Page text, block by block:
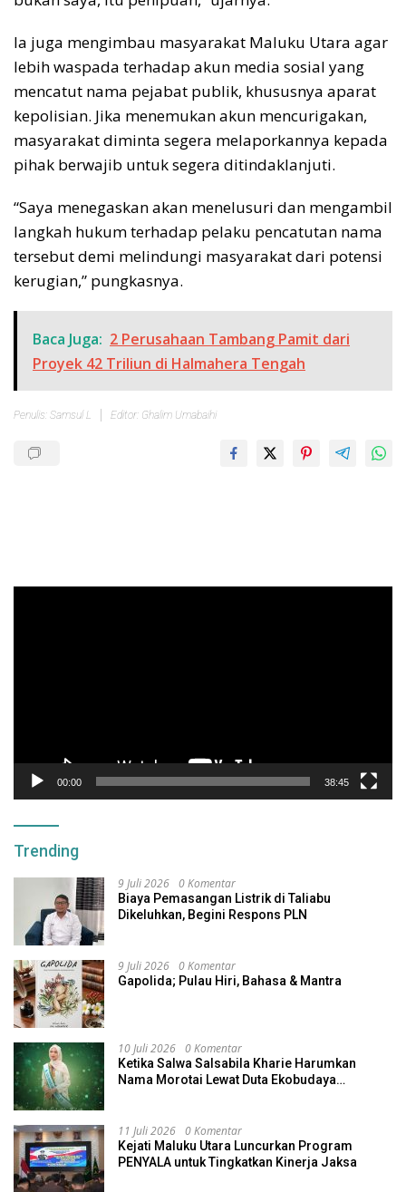
Ia juga mengimbau masyarakat Maluku Utara agar
lebih waspada terhadap akun media sosial yang
mencatut nama pejabat publik, khususnya aparat
kepolisian. Jika menemukan akun mencurigakan,
masyarakat diminta segera melaporkannya kepada
pihak berwajib untuk segera ditindaklanjuti.
“Saya menegaskan akan menelusuri dan mengambil
langkah hukum terhadap pelaku pencatutan nama
tersebut demi melindungi masyarakat dari potensi
kerugian,” pungkasnya.
Baca Juga: 2 Perusahaan Tambang Pamit dari
Proyek 42 Triliun di Halmahera Tengah
Penulis: Samsul L Editor: Ghalim Umabaihi
00:00 38:45
Trending
9 Juli 2026 0 Komentar
Biaya Pemasangan Listrik di Taliabu
Dikeluhkan, Begini Respons PLN
9 Juli 2026 0 Komentar
Gapolida; Pulau Hiri, Bahasa & Mantra
10 Juli 2026 0 Komentar
Ketika Salwa Salsabila Kharie Harumkan
Nama Morotai Lewat Duta Ekobudaya
11 Juli 2026 0 Komentar
Kejati Maluku Utara Luncurkan Program
PENYALA untuk Tingkatkan Kinerja Jaksa